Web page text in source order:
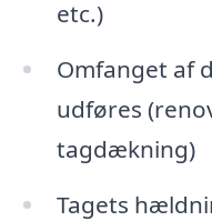
etc.)
Omfanget af
udføres
tagdækning)
Tagets